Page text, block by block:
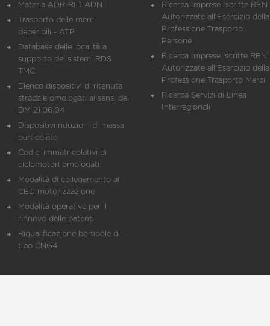
Materia ADR-RID-ADN
Trasporto delle merci
deperibili - ATP
Database delle località a
supporto dei sistemi RDS
TMC
Elenco dispositivi di ritenuta
stradale omologati ai sensi del
DM 21.06.04
Dispositivi riduzioni di massa
particolato
Codici immatricolativi di
ciclomotori omologati
Modalità di collegamento al
CED motorizzazione
Modalità operative per il
rinnovo delle patenti
Riqualificazione bombole di
tipo CNG4
Ricerca Imprese Iscritte REN
Autorizzate all'Esercizio della
Professione Trasporto
Persone
Ricerca Imprese iscritte REN
Autorizzate all'Esercizio della
Professione Trasporto Merci
Ricerca Servizi di Linea
Interregionali